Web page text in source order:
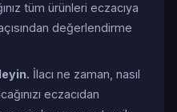
tüm ürünleri eczacıya
değerlendirme
İlacı ne zaman, nasıl
eczacıdan